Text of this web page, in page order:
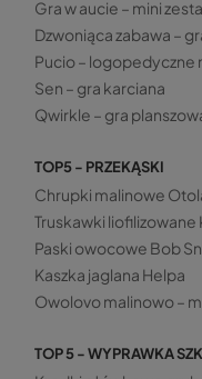
Gra w aucie – mini
Dzwoniąca zabawa –
Pucio – logopedyczne
Sen – gra karciana
Qwirkle – gra
TOP5 - PRZEKĄSKI
Chrupki malinowe
Truskawki liofilizowane
Paski owocowe Bob
Kaszka jaglana Helpa
Owolovo malinowo –
TOP 5 - WYPRAWKA